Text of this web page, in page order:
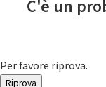
C'è un
Per favore riprova.
Riprova